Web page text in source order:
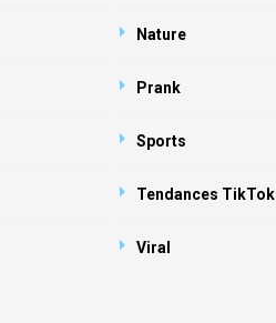
Nature
Prank
Sports
Tendances TikTok
Viral